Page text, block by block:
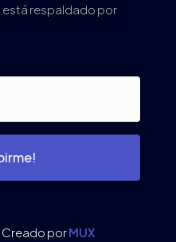
está respaldado por
Creado porMUX